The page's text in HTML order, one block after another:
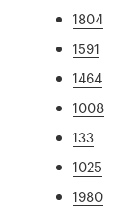
1804
1591
1464
1008
133
1025
1980